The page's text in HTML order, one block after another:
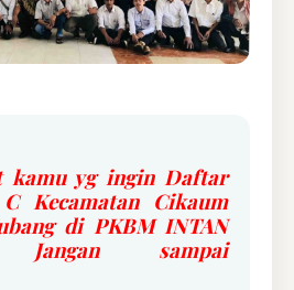
kamu yg ingin Daftar
Kecamatan Cikaum
di PKBM INTAN
Jangan sampai